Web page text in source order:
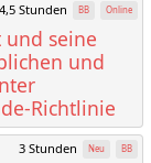
4,5 Stunden BB Online
und seine
und
Richtlinie
3 Stunden Neu BB